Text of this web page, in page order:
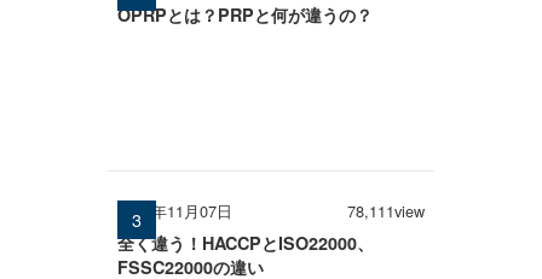
OPRPとは？PRPと何が違うの？
2025年11月07日 78,111view
全く違う！HACCPとISO22000、
FSSC22000の違い